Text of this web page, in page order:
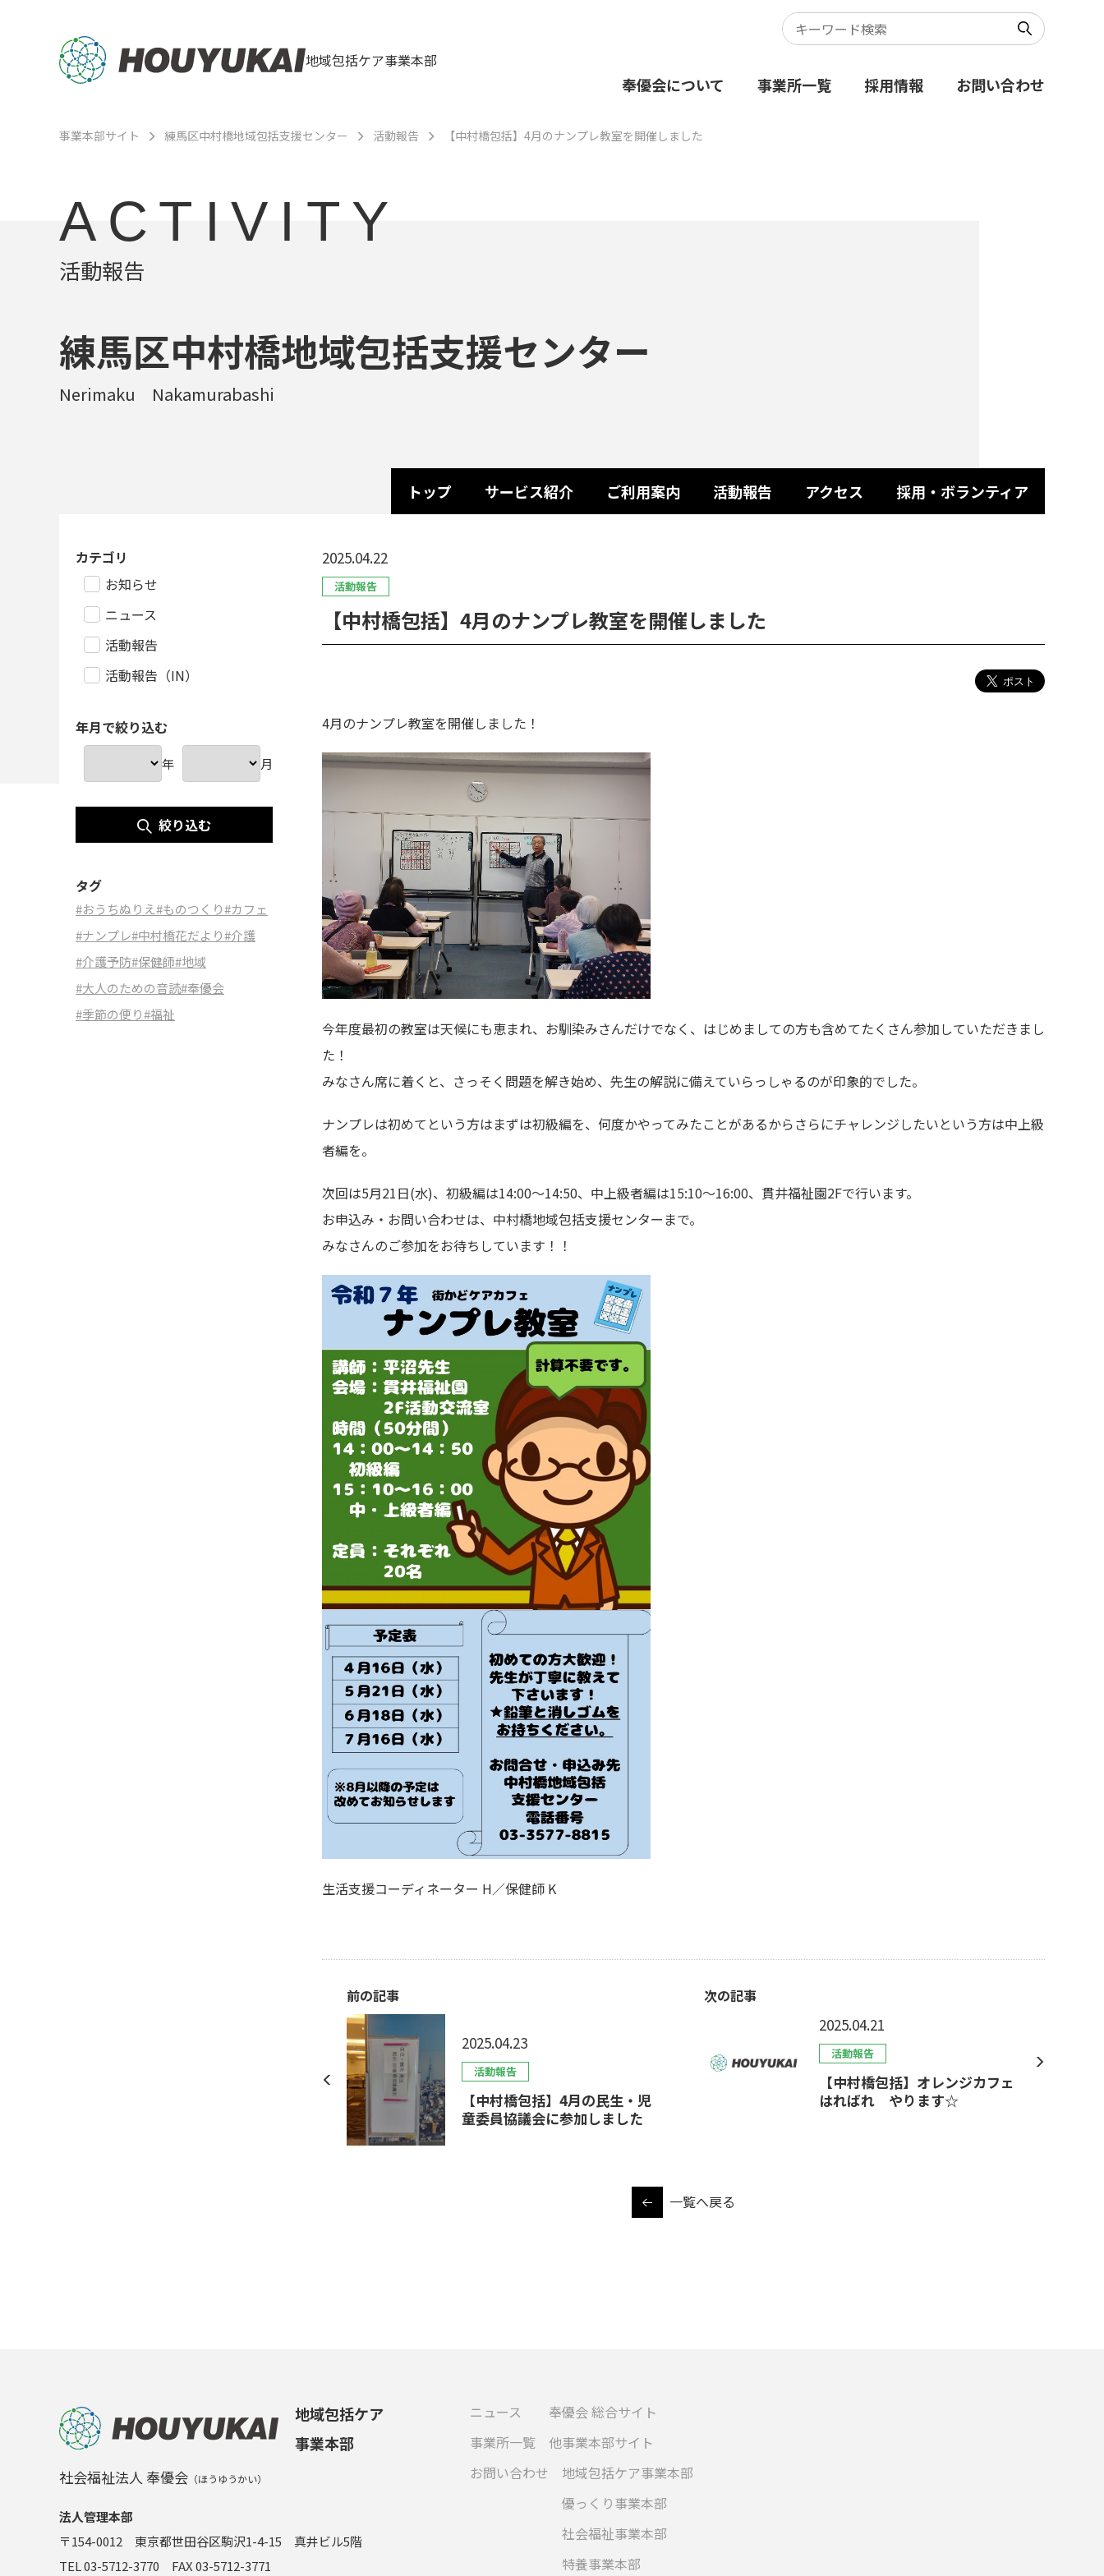
地域包括ケア事業本部
奉優会について 事業所一覧 採用情報 お問い合わせ
事業本部サイト 練馬区中村橋地域包括支援センター 活動報告 【中村橋包括】4月のナンプレ教室を開催しました
ACTIVITY
活動報告
練馬区中村橋地域包括支援センター
Nerimaku Nakamurabashi
トップ サービス紹介 ご利用案内 活動報告 アクセス 採用・ボランティア
2025.04.22
活動報告
【中村橋包括】4月のナンプレ教室を開催しました
4月のナンプレ教室を開催しました！
今年度最初の教室は天候にも恵まれ、お馴染みさんだけでなく、はじめましての方も含めてたくさん参加していただきまし
た！
みなさん席に着くと、さっそく問題を解き始め、先生の解説に備えていらっしゃるのが印象的でした。
ナンプレは初めてという方はまずは初級編を、何度かやってみたことがあるからさらにチャレンジしたいという方は中上級
者編を。
次回は5月21日(水)、初級編は14:00～14:50、中上級者編は15:10～16:00、貫井福祉園2Fで行います。
お申込み・お問い合わせは、中村橋地域包括支援センターまで。
みなさんのご参加をお待ちしています！！
生活支援コーディネーター H／保健師 K
前の記事
2025.04.23
活動報告
【中村橋包括】4月の民生・児
童委員協議会に参加しました
次の記事
2025.04.21
活動報告
【中村橋包括】オレンジカフェ
はればれ やります☆
一覧へ戻る
カテゴリ
お知らせ
ニュース
活動報告
活動報告（IN）
年月で絞り込む
年 月
絞り込む
タグ
#おうちぬりえ#ものつくり#カフェ
#ナンプレ#中村橋花だより#介護
#介護予防#保健師#地域
#大人のための音読#奉優会
#季節の便り#福祉
地域包括ケア
事業本部
社会福祉法人 奉優会 （ほうゆうかい）
法人管理本部
〒154-0012 東京都世田谷区駒沢1-4-15 真井ビル5階
TEL 03-5712-3770 FAX 03-5712-3771
ニュース
事業所一覧
お問い合わせ
奉優会 総合サイト
他事業本部サイト
地域包括ケア事業本部
優っくり事業本部
社会福祉事業本部
特養事業本部